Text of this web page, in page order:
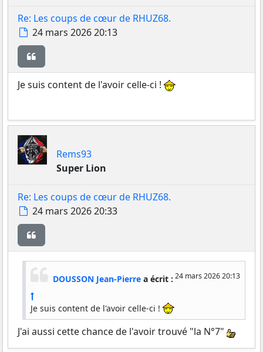
Re: Les coups de cœur de RHUZ68.
Message
24 mars 2026 20:13
Je suis content de l'avoir celle-ci !
Rems93
Super Lion
Re: Les coups de cœur de RHUZ68.
Message
24 mars 2026 20:33
24 mars 2026 20:13
DOUSSON Jean-Pierre a écrit :
Je suis content de l'avoir celle-ci !
J'ai aussi cette chance de l'avoir trouvé "la N°7"